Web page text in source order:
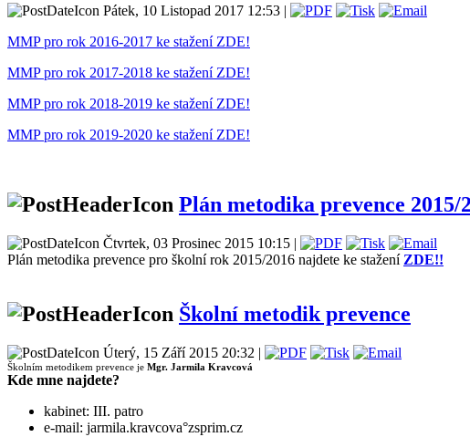
Pátek, 10 Listopad 2017 12:53 |
MMP pro rok 2016-2017 ke stažení ZDE!
MMP pro rok 2017-2018 ke stažení ZDE!
MMP pro rok 2018-2019 ke stažení ZDE!
MMP pro rok 2019-2020 ke stažení ZDE!
Plán metodika prevence 2015/
Čtvrtek, 03 Prosinec 2015 10:15 |
Plán metodika prevence pro školní rok 2015/2016 najdete ke stažení ZDE!!
Školní metodik prevence
Úterý, 15 Září 2015 20:32 |
Školním metodikem prevence je Mgr. Jarmila Kravcová
Kde mne najdete?
kabinet: III. patro
e-mail: jarmila.kravcova°zsprim.cz